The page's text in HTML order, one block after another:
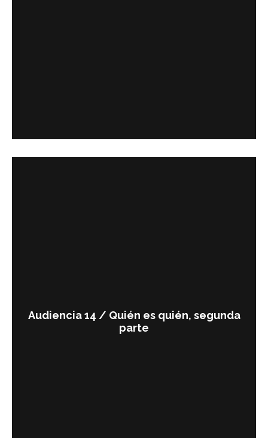
Audiencia 14 / Quién es quién, segunda
parte